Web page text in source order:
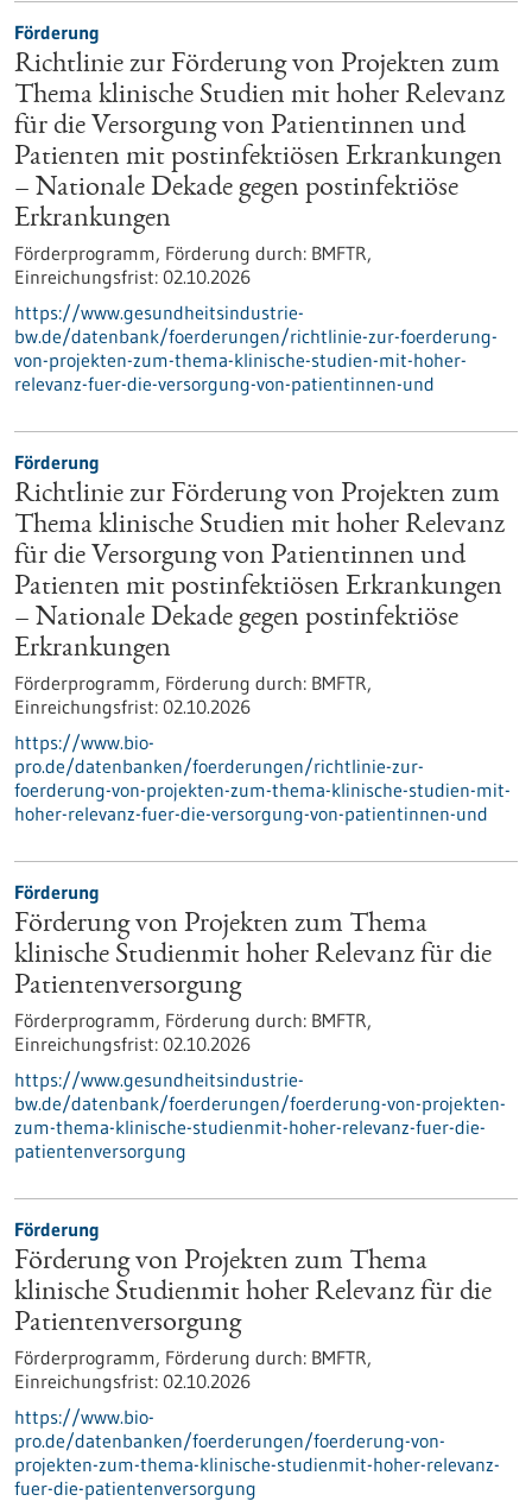
Förderung
Richtlinie zur Förderung von Projekten zum
Thema klinische Studien mit hoher Relevanz
für die Versorgung von Patientinnen und
Patienten mit postinfektiösen Erkrankungen
– Nationale Dekade gegen postinfektiöse
Erkrankungen
Förderprogramm, Förderung durch: BMFTR,
Einreichungsfrist: 02.10.2026
https://www.gesundheitsindustrie-
bw.de/datenbank/foerderungen/richtlinie-zur-foerderung-
von-projekten-zum-thema-klinische-studien-mit-hoher-
relevanz-fuer-die-versorgung-von-patientinnen-und
Förderung
Richtlinie zur Förderung von Projekten zum
Thema klinische Studien mit hoher Relevanz
für die Versorgung von Patientinnen und
Patienten mit postinfektiösen Erkrankungen
– Nationale Dekade gegen postinfektiöse
Erkrankungen
Förderprogramm, Förderung durch: BMFTR,
Einreichungsfrist: 02.10.2026
https://www.bio-
pro.de/datenbanken/foerderungen/richtlinie-zur-
foerderung-von-projekten-zum-thema-klinische-studien-mit-
hoher-relevanz-fuer-die-versorgung-von-patientinnen-und
Förderung
Förderung von Projekten zum Thema
klinische Studienmit hoher Relevanz für die
Patientenversorgung
Förderprogramm, Förderung durch: BMFTR,
Einreichungsfrist: 02.10.2026
https://www.gesundheitsindustrie-
bw.de/datenbank/foerderungen/foerderung-von-projekten-
zum-thema-klinische-studienmit-hoher-relevanz-fuer-die-
patientenversorgung
Förderung
Förderung von Projekten zum Thema
klinische Studienmit hoher Relevanz für die
Patientenversorgung
Förderprogramm, Förderung durch: BMFTR,
Einreichungsfrist: 02.10.2026
https://www.bio-
pro.de/datenbanken/foerderungen/foerderung-von-
projekten-zum-thema-klinische-studienmit-hoher-relevanz-
fuer-die-patientenversorgung